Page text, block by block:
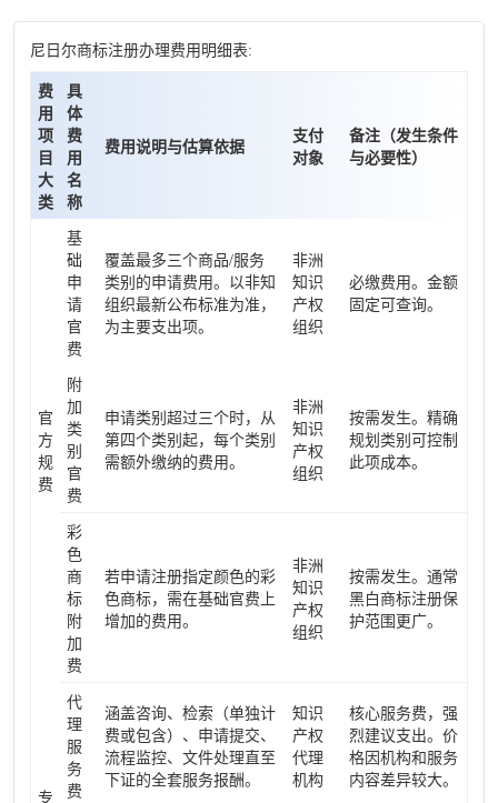
尼日尔商标注册办理费用明细表:
费
用
项
目
大
类
具
体
费
用
名
称
费用说明与估算依据
支付
对象
备注（发生条件
与必要性）
官
方
规
费
基
础
申
请
官
费
覆盖最多三个商品/服务
类别的申请费用。以非知
组织最新公布标准为准，
为主要支出项。
非洲
知识
产权
组织
必缴费用。金额
固定可查询。
附
加
类
别
官
费
申请类别超过三个时，从
第四个类别起，每个类别
需额外缴纳的费用。
非洲
知识
产权
组织
按需发生。精确
规划类别可控制
此项成本。
彩
色
商
标
附
加
费
若申请注册指定颜色的彩
色商标，需在基础官费上
增加的费用。
非洲
知识
产权
组织
按需发生。通常
黑白商标注册保
护范围更广。
专
代
理
服
务
费
涵盖咨询、检索（单独计
费或包含）、申请提交、
流程监控、文件处理直至
下证的全套服务报酬。
知识
产权
代理
机构
核心服务费，强
烈建议支出。价
格因机构和服务
内容差异较大。